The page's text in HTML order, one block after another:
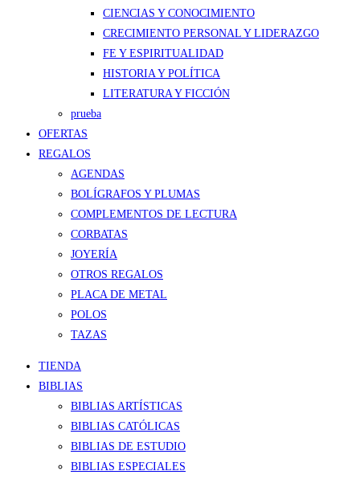
CIENCIAS Y CONOCIMIENTO
CRECIMIENTO PERSONAL Y LIDERAZGO
FE Y ESPIRITUALIDAD
HISTORIA Y POLÍTICA
LITERATURA Y FICCIÓN
prueba
OFERTAS
REGALOS
AGENDAS
BOLÍGRAFOS Y PLUMAS
COMPLEMENTOS DE LECTURA
CORBATAS
JOYERÍA
OTROS REGALOS
PLACA DE METAL
POLOS
TAZAS
TIENDA
BIBLIAS
BIBLIAS ARTÍSTICAS
BIBLIAS CATÓLICAS
BIBLIAS DE ESTUDIO
BIBLIAS ESPECIALES